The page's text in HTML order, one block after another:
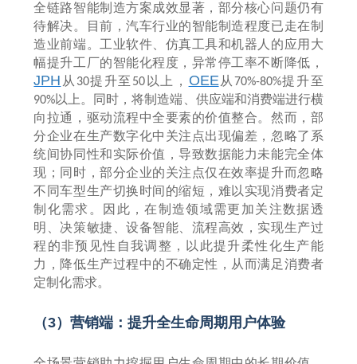
全链路智能制造方案成效显著，部分核心问题仍有
待解决。目前，汽车行业的智能制造程度已走在制
造业前端。工业软件、仿真工具和机器人的应用大
幅提升工厂的智能化程度，异常停工率不断降低，
JPH 从 30提升至 50 以上， OEE 从 70%-80%提升至
90%以上。同时，将制造端、供应端和消费端进行横
向拉通，驱动流程中全要素的价值整合。然而，部
分企业在生产数字化中关注点出现偏差，忽略了系
统间协同性和实际价值，导致数据能力未能完全体
现；同时，部分企业的关注点仅在效率提升而忽略
不同车型生产切换时间的缩短，难以实现消费者定
制化需求。因此，在制造领域需更加关注数据透
明、决策敏捷、设备智能、流程高效，实现生产过
程的非预见性自我调整，以此提升柔性化生产能
力，降低生产过程中的不确定性，从而满足消费者
定制化需求。
（3）营销端：提升全生命周期用户体验